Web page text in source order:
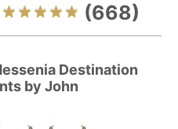
(668)
Destination
by John